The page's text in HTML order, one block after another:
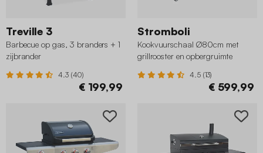
Treville 3
Barbecue op gas, 3 branders + 1
zijbrander
4.3 (40)
€ 199,99
Stromboli
Kookvuurschaal Ø80cm met
grillrooster en opbergruimte
4.5 (13)
€ 599,99